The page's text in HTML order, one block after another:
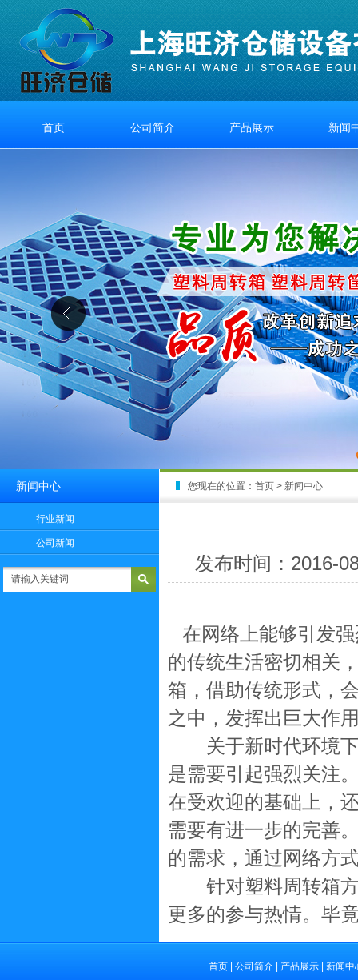
首页 公司简介 产品展示 新闻
新闻中心
行业新闻
公司新闻
您现在的位置： 首页 > 新闻中心
发布时间：
在网络上能够引发
的传统生活密切相关
箱 ，借助传统形式，
之中，发挥出巨大作
关于新时代环境下
是需要引起强烈关注
在受欢迎的基础上，
需要有进一步的完善
的需求，通过网络方
针对塑料周转箱方
更多的参与热情。毕
首页 公司简介 产品展示 新闻中